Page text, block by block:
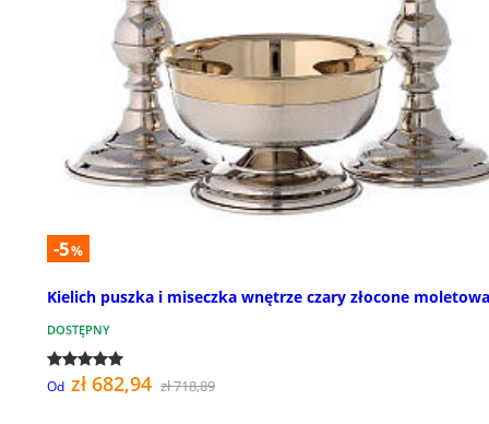
-5%
Kielich puszka i miseczka wnętrze czary złocone
DOSTĘPNY
Od zł 682,94 zł 718,89